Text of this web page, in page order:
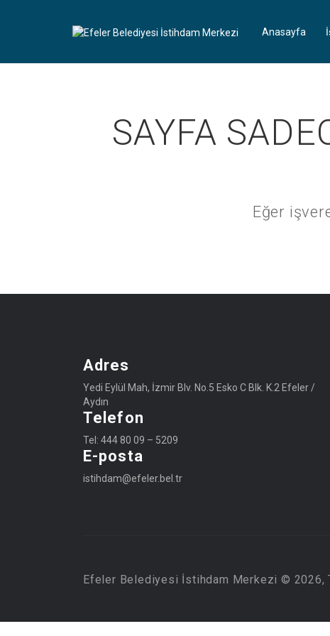
Anasayfa
SAYFA
Eğer
Adres
Yedi Eylül Mah, İzmir Blv. No.5 Esko C Blk. K.2 Efeler /
Aydın
Telefon
Tel: 444 80 09 – 5209
E-posta
istihdam@efeler.bel.tr
Efeler Belediyesi İstihdam Merkezi © 2026,